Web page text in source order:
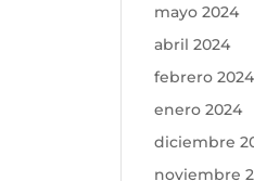
mayo 2024
abril 2024
febrero 2024
enero 2024
diciembre
noviembre